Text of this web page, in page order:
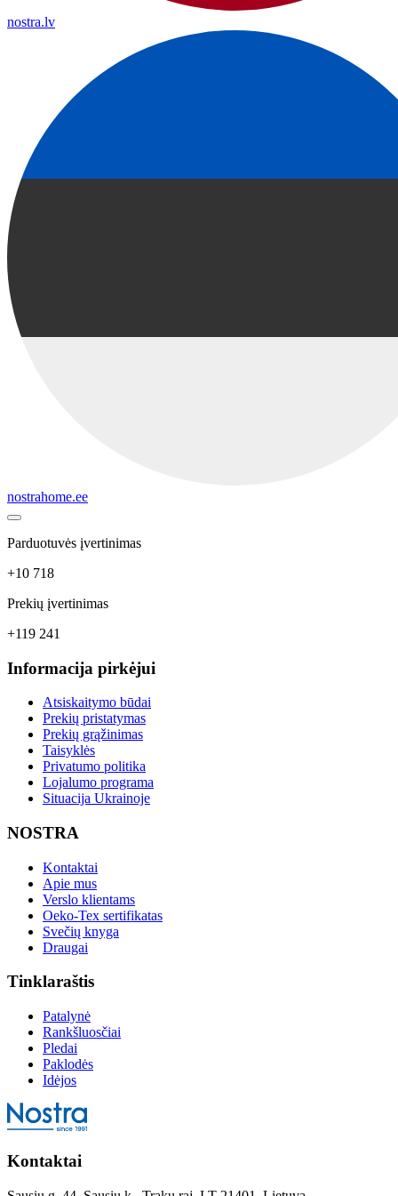
nostra.lv
nostrahome.ee
Parduotuvės įvertinimas
+10 718
Prekių įvertinimas
+119 241
Informacija pirkėjui
Atsiskaitymo būdai
Prekių pristatymas
Prekių grąžinimas
Taisyklės
Privatumo politika
Lojalumo programa
Situacija Ukrainoje
NOSTRA
Kontaktai
Apie mus
Verslo klientams
Oeko-Tex sertifikatas
Svečių knyga
Draugai
Tinklaraštis
Patalynė
Rankšluosčiai
Pledai
Paklodės
Idėjos
Kontaktai